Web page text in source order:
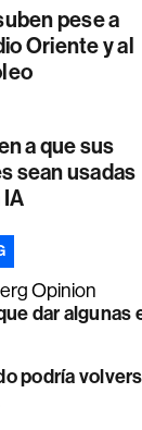
pese a
Oriente y al
a que sus
sean usadas
Opinion
dar
podría